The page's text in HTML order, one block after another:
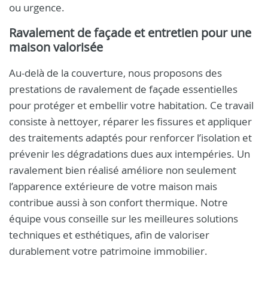
ou urgence.
Ravalement de façade et entretien pour une
maison valorisée
Au-delà de la couverture, nous proposons des
prestations de ravalement de façade essentielles
pour protéger et embellir votre habitation. Ce travail
consiste à nettoyer, réparer les fissures et appliquer
des traitements adaptés pour renforcer l’isolation et
prévenir les dégradations dues aux intempéries. Un
ravalement bien réalisé améliore non seulement
l’apparence extérieure de votre maison mais
contribue aussi à son confort thermique. Notre
équipe vous conseille sur les meilleures solutions
techniques et esthétiques, afin de valoriser
durablement votre patrimoine immobilier.